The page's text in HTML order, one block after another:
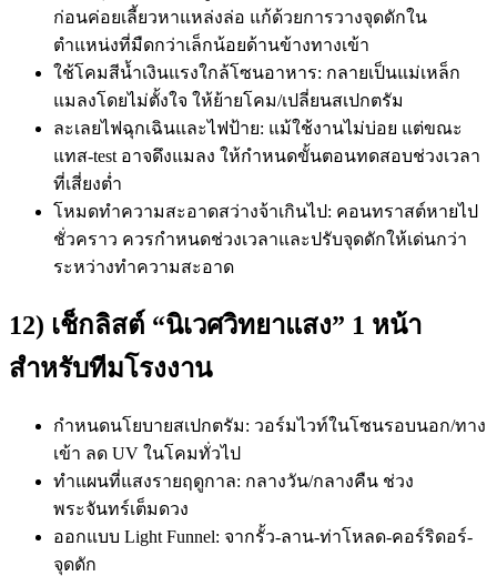
ก่อนค่อยเลี้ยวหาแหล่งล่อ แก้ด้วยการวางจุดดักใน
ตำแหน่งที่มืดกว่าเล็กน้อยด้านข้างทางเข้า
ใช้โคมสีน้ำเงินแรงใกล้โซนอาหาร: กลายเป็นแม่เหล็ก
แมลงโดยไม่ตั้งใจ ให้ย้ายโคม/เปลี่ยนสเปกตรัม
ละเลยไฟฉุกเฉินและไฟป้าย: แม้ใช้งานไม่บ่อย แต่ขณะ
แทส-test อาจดึงแมลง ให้กำหนดขั้นตอนทดสอบช่วงเวลา
ที่เสี่ยงต่ำ
โหมดทำความสะอาดสว่างจ้าเกินไป: คอนทราสต์หายไป
ชั่วคราว ควรกำหนดช่วงเวลาและปรับจุดดักให้เด่นกว่า
ระหว่างทำความสะอาด
12) เช็กลิสต์ “นิเวศวิทยาแสง” 1 หน้า
สำหรับทีมโรงงาน
กำหนดนโยบายสเปกตรัม: วอร์มไวท์ในโซนรอบนอก/ทาง
เข้า ลด UV ในโคมทั่วไป
ทำแผนที่แสงรายฤดูกาล: กลางวัน/กลางคืน ช่วง
พระจันทร์เต็มดวง
ออกแบบ Light Funnel: จากรั้ว-ลาน-ท่าโหลด-คอร์ริดอร์-
จุดดัก